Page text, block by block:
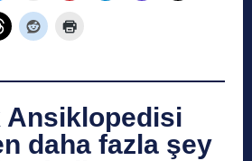
Ansiklopedisi
daha fazla şey